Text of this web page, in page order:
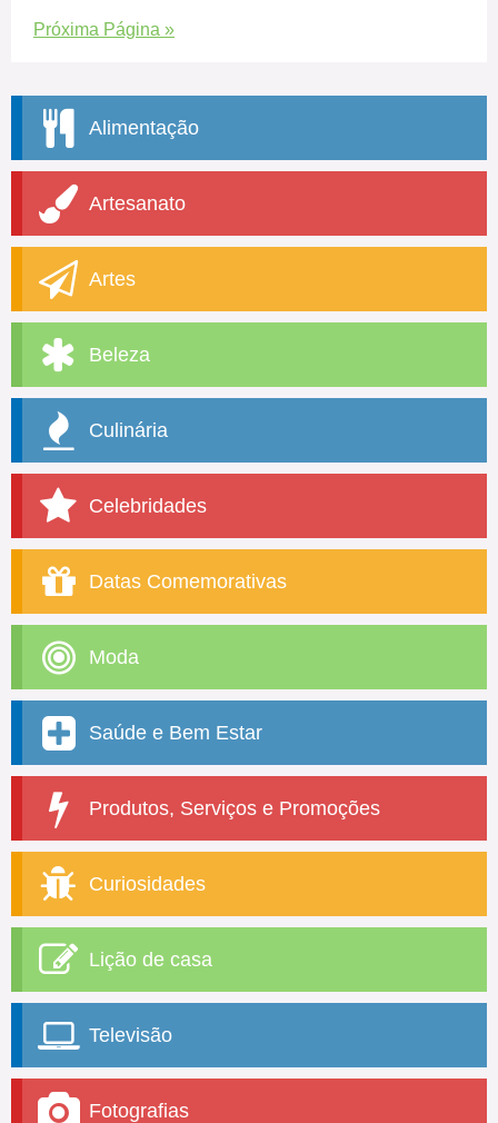
Próxima Página »
Alimentação
Artesanato
Artes
Beleza
Culinária
Celebridades
Datas Comemorativas
Moda
Saúde e Bem Estar
Produtos, Serviços e Promoções
Curiosidades
Lição de casa
Televisão
Fotografias